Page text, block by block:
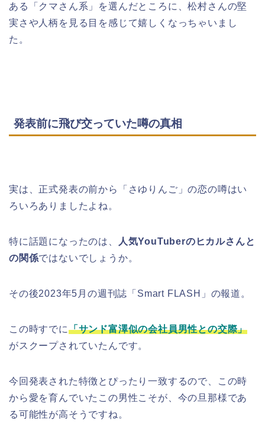
ある「クマさん系」を選んだところに、松村さんの堅
実さや人柄を見る目を感じて嬉しくなっちゃいまし
た。
発表前に飛び交っていた噂の真相
実は、正式発表の前から「さゆりんご」の恋の噂はい
ろいろありましたよね。
特に話題になったのは、
人気YouTuberのヒカルさんと
の関係ではないでしょうか。
その後2023年5月の週刊誌「Smart FLASH」の報道。
この時すでに「サンド富澤似の会社員男性との交際」
がスクープされていたんです。
今回発表された特徴とぴったり一致するので、この時
から愛を育んでいたこの男性こそが、今の旦那様であ
る可能性が高そうですね。